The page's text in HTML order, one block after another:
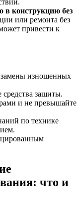
в конструкцию без
или ремонта без
привести к
изношенных
средства защиты.
и не превышайте
по технике
что и